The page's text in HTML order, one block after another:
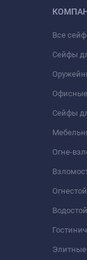
Все
Сейфы
Сейфы
Огне-